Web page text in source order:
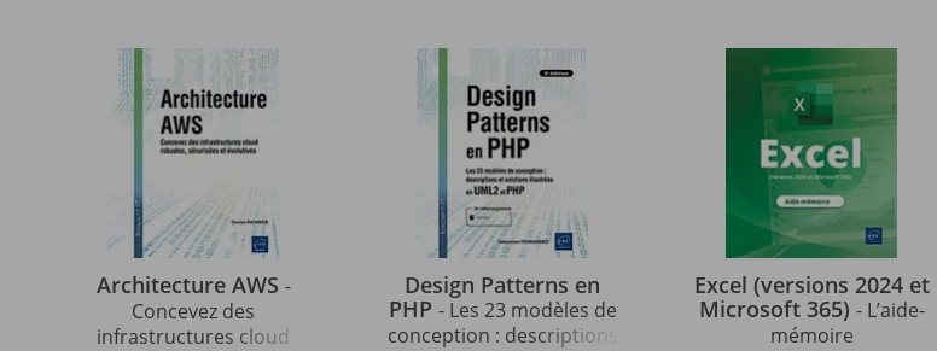
Architecture AWS -
Concevez des
infrastructures cloud
Design Patterns en
PHP - Les 23 modèles de
conception : descriptions
Excel (versions 2024 et
Microsoft 365) - L’aide-
mémoire